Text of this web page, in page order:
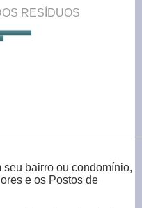
RESÍDUOS
bairro ou condomínio,
e os Postos de